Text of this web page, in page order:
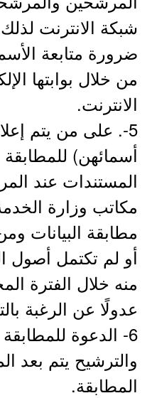
شبكة الانترنت
ضرورة متابعة
من خلال بوابتها
الانترنت.
5-. على من يتم
أسمائهن)
المستندات عند
مكاتب وزارة
مطابقة البيانات
أو لم تكتمل أصول
منه خلال الفترة
عدولًا عن الرغبة
6- الدعوة
والترشيح يتم بعد
المطابقة.